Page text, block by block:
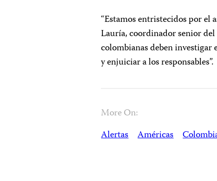
“Estamos entristecidos por el
Lauría, coordinador senior
colombianas deben
y enjuiciar a los responsables”.
More On:
Alertas Américas